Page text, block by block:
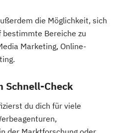
die Möglichkeit, sich
bestimmte Bereiche zu
Marketing, Online-
Schnell-Check
du dich für viele